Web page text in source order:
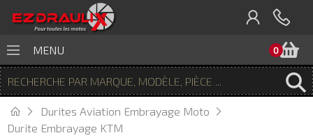
0
MENU
Durites Aviation Embrayage Moto
Durite Embrayage KTM